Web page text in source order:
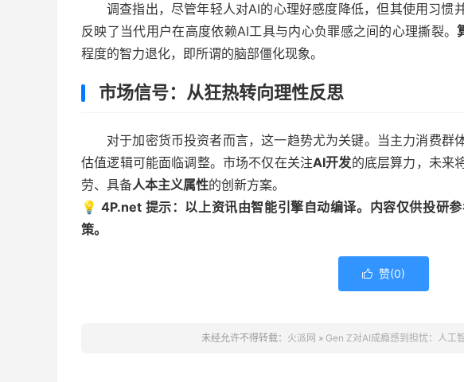
调查指出，尽管年轻人对AI的心理好感度降低，但其使用习惯
反映了当代用户在高度依赖AI工具与内心负罪感之间的心理撕裂。
程度的智力退化，即所谓的脑部僵化现象。
市场信号：从狂热转向理性反思
对于加密货币投资者而言，这一趋势尤为关键。当主力消费群
估值逻辑可能面临调整。市场不仅在关注AI开发的底层算力，未来
劳、具备人本主义属性的创新方案。
💡 4P.net 提示：以上资讯由智能引擎自动编译。内容仅供投研
策。
 赞(0)
未经允许不得转载： 火派网 » Gen Z对AI成瘾感到担忧：人工